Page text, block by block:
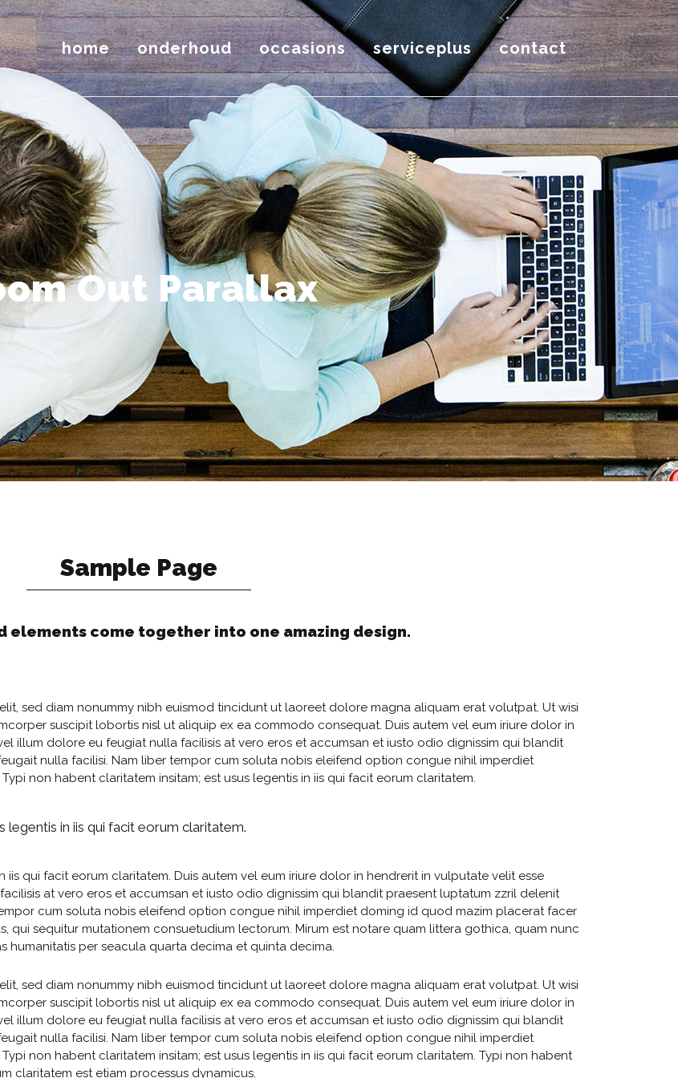
home onderhoud occasions serviceplus contact
Out Parallax
Sample Page
elements come together into one amazing design.
sed diam nonummy nibh euismod tincidunt ut laoreet dolore magna aliquam erat volutpat. Ut wisi
suscipit lobortis nisl ut aliquip ex ea commodo consequat. Duis autem vel eum iriure dolor in
illum dolore eu feugiat nulla facilisis at vero eros et accumsan et iusto odio dignissim qui blandit
nulla facilisi. Nam liber tempor cum soluta nobis eleifend option congue nihil imperdiet
non habent claritatem insitam; est usus legentis in iis qui facit eorum claritatem.
legentis in iis qui facit eorum claritatem.
iis qui facit eorum claritatem. Duis autem vel eum iriure dolor in hendrerit in vulputate velit esse
at vero eros et accumsan et iusto odio dignissim qui blandit praesent luptatum zzril delenit
cum soluta nobis eleifend option congue nihil imperdiet doming id quod mazim placerat facer
qui sequitur mutationem consuetudium lectorum. Mirum est notare quam littera gothica, quam nunc
humanitatis per seacula quarta decima et quinta decima.
sed diam nonummy nibh euismod tincidunt ut laoreet dolore magna aliquam erat volutpat. Ut wisi
suscipit lobortis nisl ut aliquip ex ea commodo consequat. Duis autem vel eum iriure dolor in
illum dolore eu feugiat nulla facilisis at vero eros et accumsan et iusto odio dignissim qui blandit
nulla facilisi. Nam liber tempor cum soluta nobis eleifend option congue nihil imperdiet
non habent claritatem insitam; est usus legentis in iis qui facit eorum claritatem. Typi non habent
claritatem est etiam processus dynamicus.